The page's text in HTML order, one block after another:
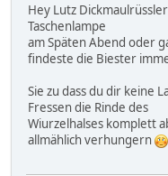
Hey Lutz
Taschenlampe
am Späten Abend oder
findeste die Biester
Sie zu dass du dir keine
Fressen die Rinde des
Wiurzelhalses komplett
allmählich verhungern